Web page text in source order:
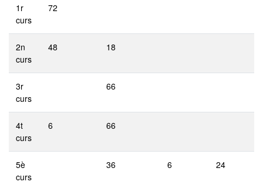
1r
curs
72
2n
curs
48 18
3r
curs
66
4t
curs
6 66
5è
curs
36 6 24